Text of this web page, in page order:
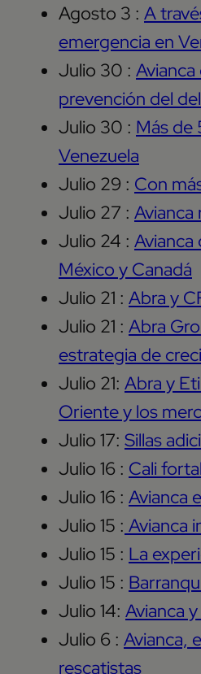
Agosto 3 : A
emergencia en
Julio 30 :
prevención del
Julio 30 : Más de
Venezuela
Julio 29 : Con
Julio 27 :
Julio 24 :
México y Canadá
Julio 21 : Abra y
Julio 21 : Abra
estrategia de
Julio 21: Abra y
Oriente y los
Julio 17: Sillas
Julio 16 : Cali
Julio 16 : Avianca
Julio 15 : Avianca
Julio 15 : La
Julio 15 :
Julio 14: Avianca
Julio 6 : Avianca,
rescatistas